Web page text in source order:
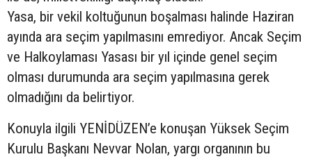
Yasa, bir vekil koltuğunun boşalması halinde Haziran
ayında ara seçim yapılmasını emrediyor. Ancak Seçim
ve Halkoylaması Yasası bir yıl içinde genel seçim
olması durumunda ara seçim yapılmasına gerek
olmadığını da belirtiyor.
Konuyla ilgili YENİDÜZEN’e konuşan Yüksek Seçim
Kurulu Başkanı Nevvar Nolan, yargı organının bu